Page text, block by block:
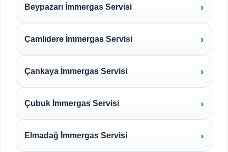
Beypazarı İmmergas Servisi
Çamlıdere İmmergas Servisi
Çankaya İmmergas Servisi
Çubuk İmmergas Servisi
Elmadağ İmmergas Servisi